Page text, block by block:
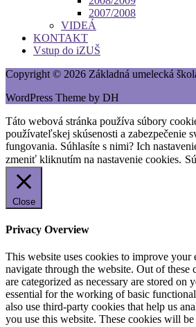
2007/2008
VIDEÁ
KONTAKT
Vstup do iZUŠ
Copyright © 2026 Základná umelecká
WordPress Theme by DH
Táto webová stránka používa súbory
používateľskej skúsenosti a zabezpečenie
fungovania. Súhlasíte s nimi? Ich
zmeniť kliknutím na nastavenie cookies.
Close
Privacy Overview
This website uses cookies to improve your
navigate through the website. Out of these
are categorized as necessary are stored on
essential for the working of basic
also use third-party cookies that help us
you use this website. These cookies will